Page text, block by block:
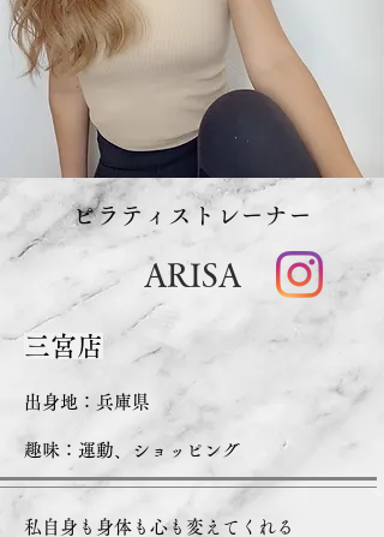
ピラティストレーナー
ARISA
三宮店
出身地：​兵庫県
趣味：運動、ショッピング
私自身も身体も心も変えてくれる